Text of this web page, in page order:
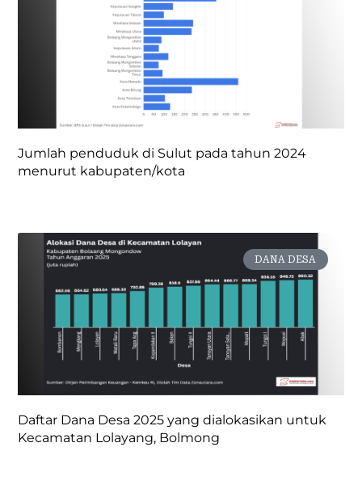
Jumlah penduduk di Sulut pada tahun 2024
menurut kabupaten/kota
DANA DESA
Daftar Dana Desa 2025 yang dialokasikan untuk
Kecamatan Lolayang, Bolmong